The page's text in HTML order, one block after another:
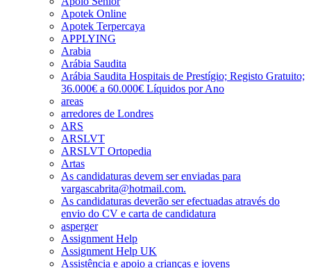
Apotek Online
Apotek Terpercaya
APPLYING
Arabia
Arábia Saudita
Arábia Saudita Hospitais de Prestígio; Registo Gratuito;
36.000€ a 60.000€ Líquidos por Ano
areas
arredores de Londres
ARS
ARSLVT
ARSLVT Ortopedia
Artas
As candidaturas devem ser enviadas para
vargascabrita@hotmail.com.
As candidaturas deverão ser efectuadas através do
envio do CV e carta de candidatura
asperger
Assignment Help
Assignment Help UK
Assistência e apoio a crianças e jovens